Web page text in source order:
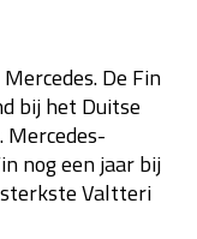
30 okt - 01 nov
za 19:00 - 20:00
zo 18:00 - 20:00
De Fin
bij het Duitse
nog een jaar bij
Valtteri